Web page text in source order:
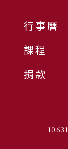
行事曆
課程
捐款